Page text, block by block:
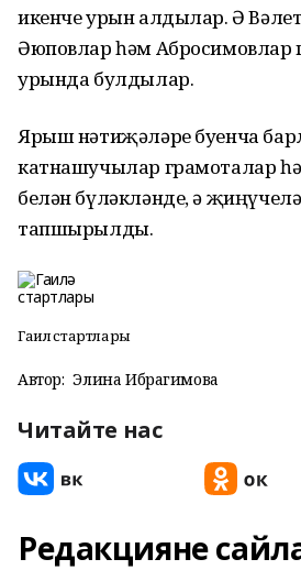
икенче урын алдылар. Ә
Әюповлар һәм Абросимовлар
урында булдылар.
Ярыш нәтиҗәләре буенча
катнашучылар грамоталар
белән бүләкләнде, ә
тапшырылды.
Гаилә стартлары
Автор: Элина Ибрагимова
Читайте нас
Редакцияне